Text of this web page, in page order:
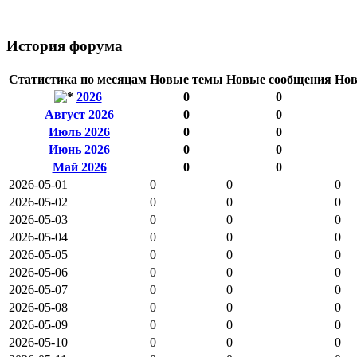
История форума
Статистика по месяцам Новые темы Новые сообщения
2026
0
0
Август 2026
0
0
Июль 2026
0
0
Июнь 2026
0
0
Май 2026
0
0
2026-05-01
0 0
0
2026-05-02
0 0
0
2026-05-03
0 0
0
2026-05-04
0 0
0
2026-05-05
0 0
0
2026-05-06
0 0
0
2026-05-07
0 0
0
2026-05-08
0 0
0
2026-05-09
0 0
0
2026-05-10
0 0
0